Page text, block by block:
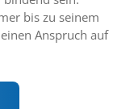
bis zu seinem
Anspruch auf